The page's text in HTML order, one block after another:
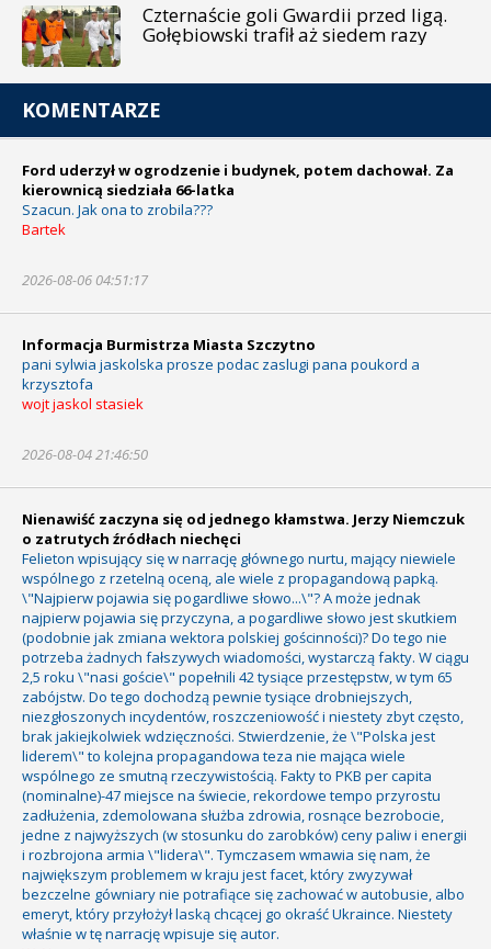
Czternaście goli Gwardii przed ligą.
Gołębiowski trafił aż siedem razy
KOMENTARZE
Ford uderzył w ogrodzenie i budynek, potem dachował. Za
kierownicą siedziała 66-latka
Szacun. Jak ona to zrobila???
Bartek
2026-08-06 04:51:17
Informacja Burmistrza Miasta Szczytno
pani sylwia jaskolska prosze podac zaslugi pana poukord a
krzysztofa
wojt jaskol stasiek
2026-08-04 21:46:50
Nienawiść zaczyna się od jednego kłamstwa. Jerzy Niemczuk
o zatrutych źródłach niechęci
Felieton wpisujący się w narrację głównego nurtu, mający niewiele
wspólnego z rzetelną oceną, ale wiele z propagandową papką.
\"Najpierw pojawia się pogardliwe słowo...\"? A może jednak
najpierw pojawia się przyczyna, a pogardliwe słowo jest skutkiem
(podobnie jak zmiana wektora polskiej gościnności)? Do tego nie
potrzeba żadnych fałszywych wiadomości, wystarczą fakty. W ciągu
2,5 roku \"nasi goście\" popełnili 42 tysiące przestępstw, w tym 65
zabójstw. Do tego dochodzą pewnie tysiące drobniejszych,
niezgłoszonych incydentów, roszczeniowość i niestety zbyt często,
brak jakiejkolwiek wdzięczności. Stwierdzenie, że \"Polska jest
liderem\" to kolejna propagandowa teza nie mająca wiele
wspólnego ze smutną rzeczywistością. Fakty to PKB per capita
(nominalne)-47 miejsce na świecie, rekordowe tempo przyrostu
zadłużenia, zdemolowana służba zdrowia, rosnące bezrobocie,
jedne z najwyższych (w stosunku do zarobków) ceny paliw i energii
i rozbrojona armia \"lidera\". Tymczasem wmawia się nam, że
największym problemem w kraju jest facet, który zwyzywał
bezczelne gówniary nie potrafiące się zachować w autobusie, albo
emeryt, który przyłożył laską chcącej go okraść Ukraince. Niestety
właśnie w tę narrację wpisuje się autor.